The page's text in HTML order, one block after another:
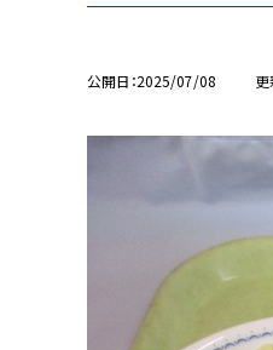
公開日 2025/07/08 更